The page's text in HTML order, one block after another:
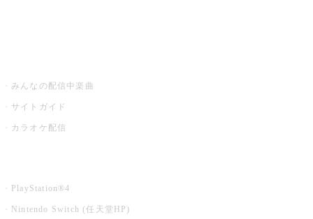
みんなの配信中楽曲
サイトガイド
カラオケ配信
PlayStation®4
Nintendo Switch (任天堂HP)